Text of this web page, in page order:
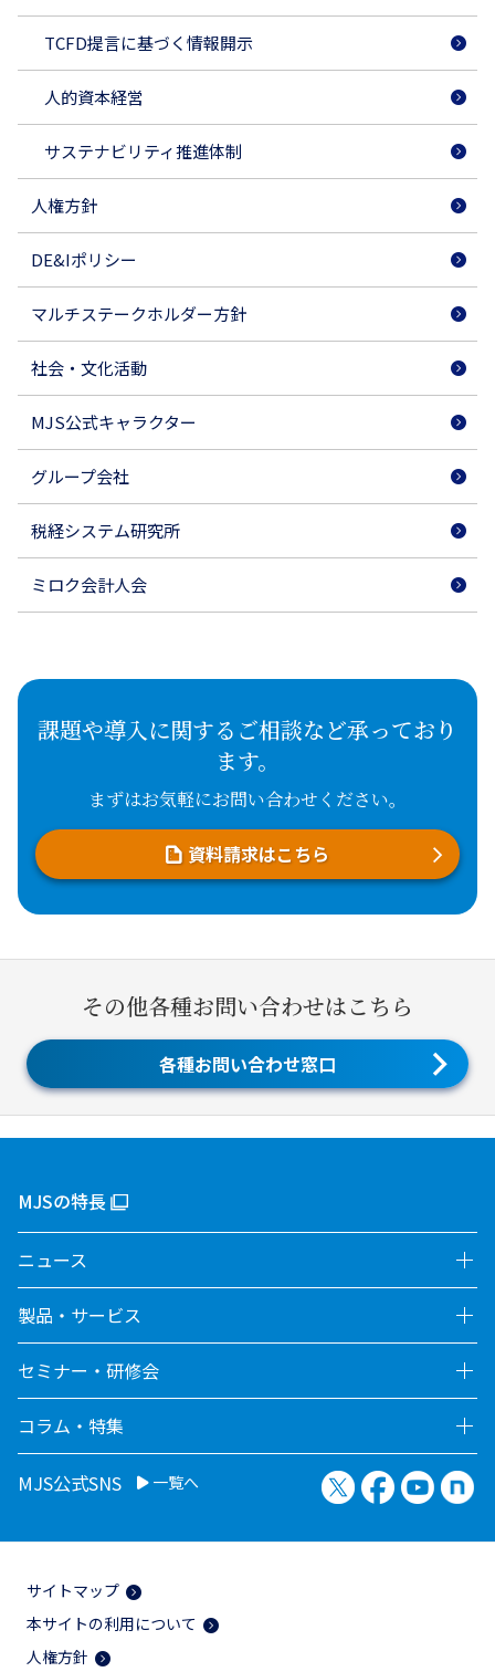
TCFD提言に基づく情報開示
人的資本経営
サステナビリティ推進体制
人権方針
DE&Iポリシー
マルチステークホルダー方針
社会・文化活動
MJS公式キャラクター
グループ会社
税経システム研究所
ミロク会計人会
課題や導入に関するご相談など承っており
ます。
まずはお気軽にお問い合わせください。
資料請求はこちら
その他各種お問い合わせはこちら
各種お問い合わせ窓口
MJSの特長
ニュース
製品・サービス
セミナー・研修会
コラム・特集
MJS公式SNS 一覧へ X（旧Twitter）
Facebook
サイトマップ
本サイトの利用について
人権方針